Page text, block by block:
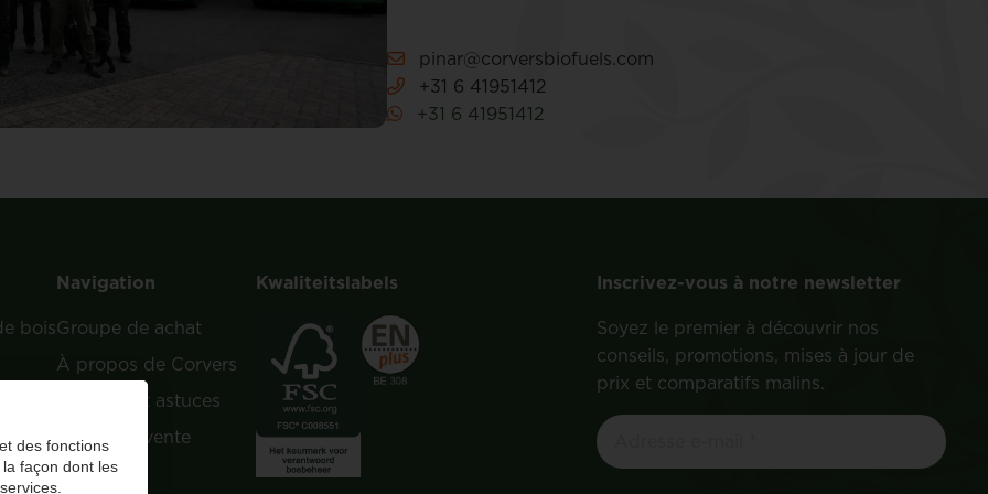
pinar@corversbiofuels.com
+31 6 41951412
+31 6 41951412
bois
Navigation
Groupe de achat
À propos de Corvers
Conseils et astuces
Points de vente
FAQ
Kwaliteitslabels
Inscrivez-vous à notre newsletter
Soyez le premier à découvrir nos
conseils, promotions, mises à jour de
prix et comparatifs malins.
des fonctions
façon dont les